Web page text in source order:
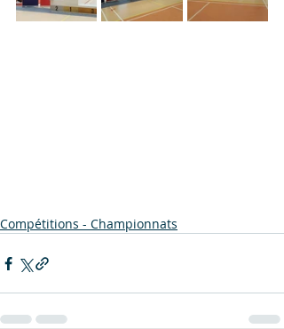
Compétitions - Championnats